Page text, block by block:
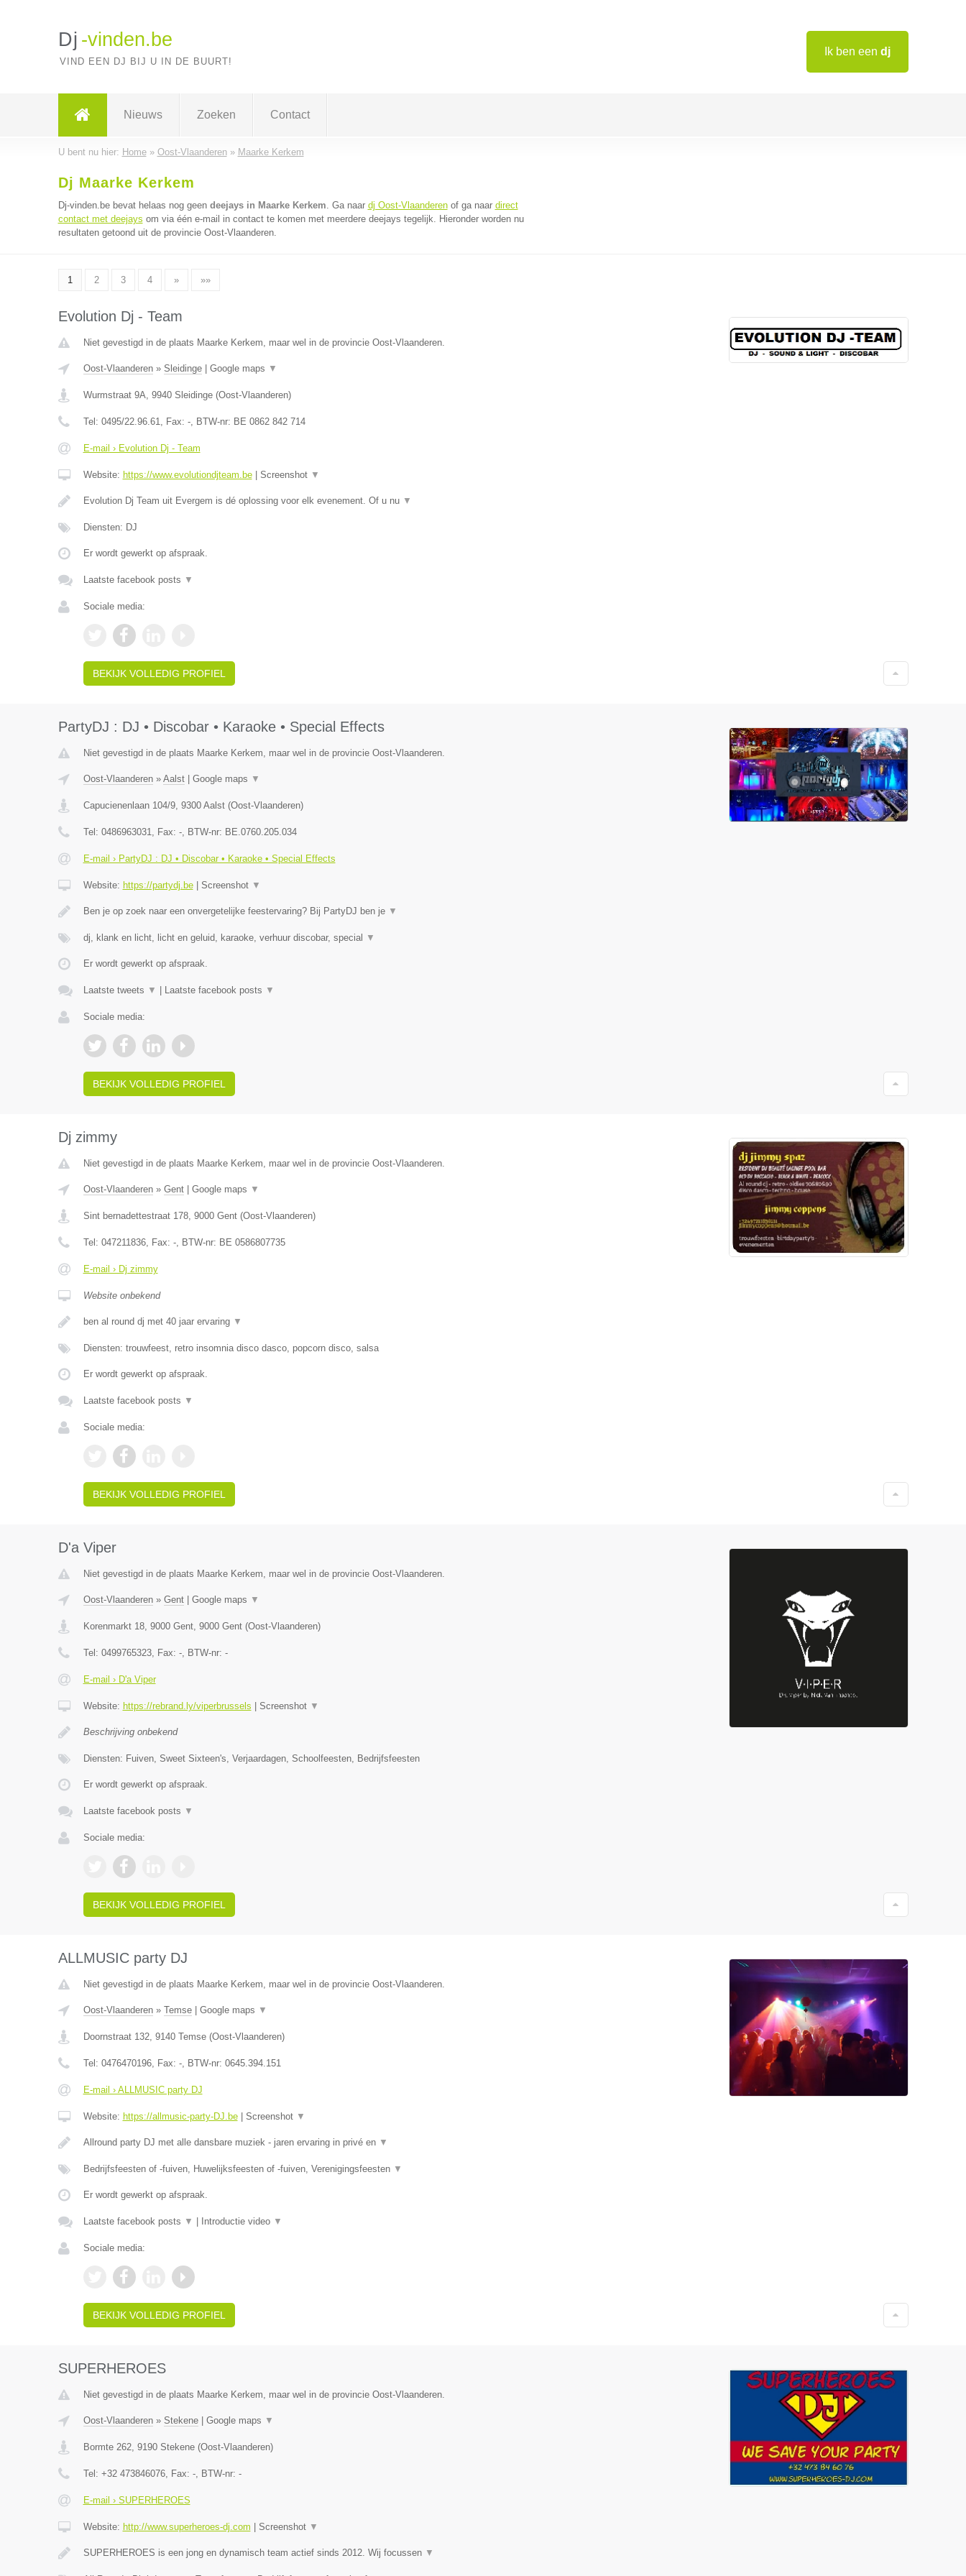
Ik ben een dj
Dj -vinden.be
VIND EEN DJ BIJ U IN DE BUURT!
Nieuws Zoeken Contact
U bent nu hier: Home» Oost-Vlaanderen» Maarke Kerkem
Dj Maarke Kerkem
Dj-vinden.be bevat helaas nog geen deejays in Maarke Kerkem. Ga naar dj Oost-Vlaanderenof ga naar direct
contact met deejays om via één e-mail in contact te komen met meerdere deejays tegelijk. Hieronder worden nu
resultaten getoond uit de provincie Oost-Vlaanderen.
1 2 3 4 » »»
Evolution Dj - Team
Niet gevestigd in de plaats Maarke Kerkem, maar wel in de provincie Oost-Vlaanderen.
Oost-Vlaanderen» Sleidinge| Google maps ▼
Wurmstraat 9A, 9940 Sleidinge(Oost-Vlaanderen)
Tel: 0495/22.96.61, Fax: -, BTW-nr: BE 0862 842 714
E-mail › Evolution Dj - Team
Website: https://www.evolutiondjteam.be| Screenshot ▼
Evolution Dj Team uit Evergem is dé oplossing voor elk evenement. Of u nu ▼
Diensten: DJ
Er wordt gewerkt op afspraak.
Laatste facebook posts ▼
Sociale media:
BEKIJK VOLLEDIG PROFIEL
PartyDJ : DJ • Discobar • Karaoke • Special Effects
Niet gevestigd in de plaats Maarke Kerkem, maar wel in de provincie Oost-Vlaanderen.
Oost-Vlaanderen» Aalst| Google maps ▼
Capucienenlaan 104/9, 9300 Aalst(Oost-Vlaanderen)
Tel: 0486963031, Fax: -, BTW-nr: BE.0760.205.034
E-mail › PartyDJ : DJ • Discobar • Karaoke • Special Effects
Website: https://partydj.be| Screenshot ▼
Ben je op zoek naar een onvergetelijke feestervaring? Bij PartyDJ ben je ▼
dj, klank en licht, licht en geluid, karaoke, verhuur discobar, special ▼
Er wordt gewerkt op afspraak.
Laatste tweets ▼ Laatste facebook posts ▼
Sociale media:
BEKIJK VOLLEDIG PROFIEL
Dj zimmy
Niet gevestigd in de plaats Maarke Kerkem, maar wel in de provincie Oost-Vlaanderen.
Oost-Vlaanderen» Gent| Google maps ▼
Sint bernadettestraat 178, 9000 Gent(Oost-Vlaanderen)
Tel: 047211836, Fax: -, BTW-nr: BE 0586807735
E-mail › Dj zimmy
Website onbekend
ben al round dj met 40 jaar ervaring ▼
Diensten: trouwfeest, retro insomnia disco dasco, popcorn disco, salsa
Er wordt gewerkt op afspraak.
Laatste facebook posts ▼
Sociale media:
BEKIJK VOLLEDIG PROFIEL
D'a Viper
Niet gevestigd in de plaats Maarke Kerkem, maar wel in de provincie Oost-Vlaanderen.
Oost-Vlaanderen» Gent| Google maps ▼
Korenmarkt 18, 9000 Gent, 9000 Gent(Oost-Vlaanderen)
Tel: 0499765323, Fax: -, BTW-nr: -
E-mail › D'a Viper
Website: https://rebrand.ly/viperbrussels Screenshot ▼
Beschrijving onbekend
Diensten: Fuiven, Sweet Sixteen's, Verjaardagen, Schoolfeesten, Bedrijfsfeesten
Er wordt gewerkt op afspraak.
Laatste facebook posts ▼
Sociale media:
BEKIJK VOLLEDIG PROFIEL
ALLMUSIC party DJ
Niet gevestigd in de plaats Maarke Kerkem, maar wel in de provincie Oost-Vlaanderen.
Oost-Vlaanderen» Temse| Google maps ▼
Doornstraat 132, 9140 Temse(Oost-Vlaanderen)
Tel: 0476470196, Fax: -, BTW-nr: 0645.394.151
E-mail › ALLMUSIC party DJ
Website: https://allmusic-party-DJ.be| Screenshot ▼
Allround party DJ met alle dansbare muziek - jaren ervaring in privé en ▼
Bedrijfsfeesten of -fuiven, Huwelijksfeesten of -fuiven, Verenigingsfeesten ▼
Er wordt gewerkt op afspraak.
Laatste facebook posts ▼ Introductie video ▼
Sociale media:
BEKIJK VOLLEDIG PROFIEL
SUPERHEROES
Niet gevestigd in de plaats Maarke Kerkem, maar wel in de provincie Oost-Vlaanderen.
Oost-Vlaanderen» Stekene| Google maps ▼
Bormte 262, 9190 Stekene(Oost-Vlaanderen)
Tel: +32 473846076, Fax: -, BTW-nr: -
E-mail › SUPERHEROES
Website: http://www.superheroes-dj.com Screenshot ▼
SUPERHEROES is een jong en dynamisch team actief sinds 2012. Wij focussen ▼